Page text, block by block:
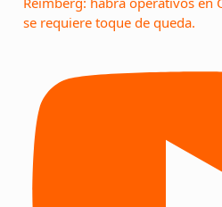
se requiere toque de queda.